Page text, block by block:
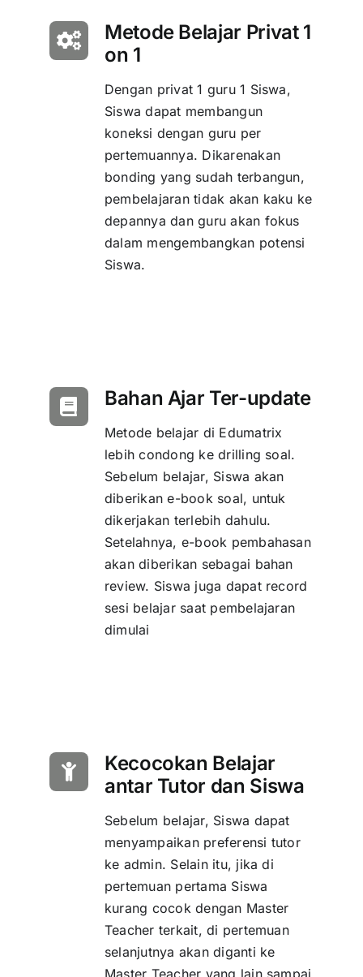
Metode Belajar Privat 1
on 1
Dengan privat 1 guru 1 Siswa,
Siswa dapat membangun
koneksi dengan guru per
pertemuannya. Dikarenakan
bonding yang sudah terbangun,
pembelajaran tidak akan kaku ke
depannya dan guru akan fokus
dalam mengembangkan potensi
Siswa.
Bahan Ajar Ter-update
Metode belajar di Edumatrix
lebih condong ke drilling soal.
Sebelum belajar, Siswa akan
diberikan e-book soal, untuk
dikerjakan terlebih dahulu.
Setelahnya, e-book pembahasan
akan diberikan sebagai bahan
review. Siswa juga dapat record
sesi belajar saat pembelajaran
dimulai
Kecocokan Belajar
antar Tutor dan Siswa
Sebelum belajar, Siswa dapat
menyampaikan preferensi tutor
ke admin. Selain itu, jika di
pertemuan pertama Siswa
kurang cocok dengan Master
Teacher terkait, di pertemuan
selanjutnya akan diganti ke
Master Teacher yang lain sampai